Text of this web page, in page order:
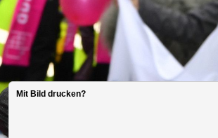
Mit Bild drucken?